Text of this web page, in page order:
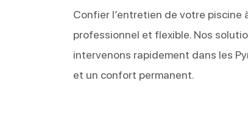
Confier l’entretien de votre piscine
professionnel et flexible. Nos
intervenons rapidement dans les
et un confort permanent.